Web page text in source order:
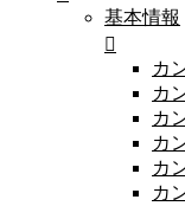
基本情報
カ
カ
カ
カ
カ
カ